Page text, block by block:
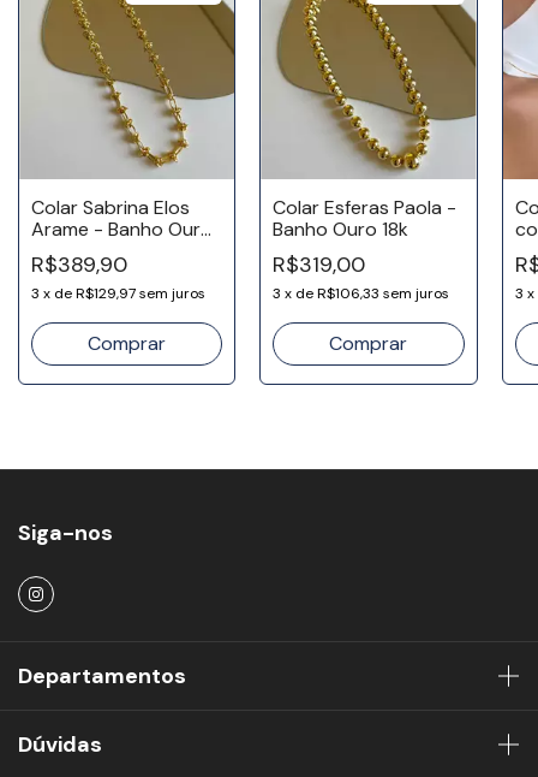
Colar Sabrina Elos
Arame - Banho Ouro
18k
R$389,90
3 x deR$129,97sem juros
Colar Esferas Paola -
Banho Ouro 18k
R$319,00
3 x deR$106,33 sem juros 3 x
Siga-nos
Departamentos
Dúvidas